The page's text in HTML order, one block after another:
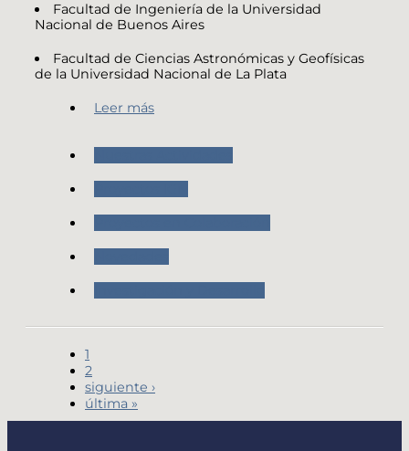
Facultad de Ingeniería de la Universidad
Nacional de Buenos Aires
Facultad de Ciencias Astronómicas y Geofísicas
de la Universidad Nacional de La Plata
Leer más
1
2
siguiente ›
última »